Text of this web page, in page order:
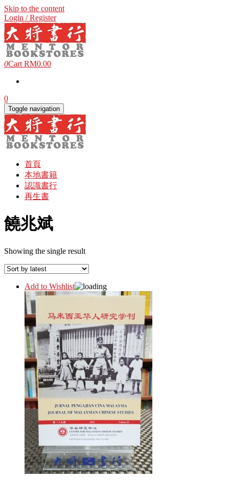
Skip to the content
Login / Register
0Cart RM0.00
0
Toggle navigation
首頁
本地書籍
認識書行
再生書
饒兆斌
Showing the single result
Add to Wishlist